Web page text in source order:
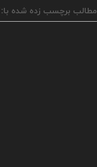
مطالب برچسب زده شده با: